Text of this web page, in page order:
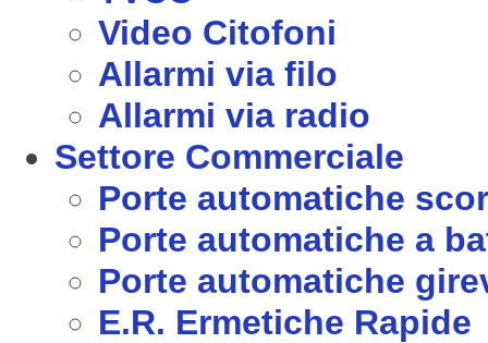
Video Citofoni
Allarmi via filo
Allarmi via radio
Settore Commerciale
Porte automatiche
Porte automatiche a
Porte automatiche
E.R. Ermetiche Rapide